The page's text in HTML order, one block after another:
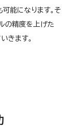
可能になります。そ
の精度を上げた
きます。